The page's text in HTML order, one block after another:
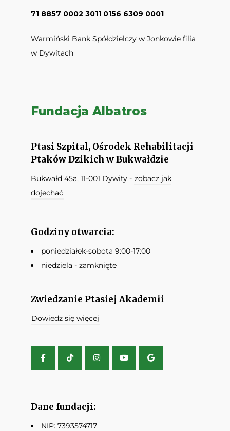
71 8857 0002 3011 0156 6309 0001
Warmiński Bank Spółdzielczy w Jonkowie filia
w Dywitach
Fundacja Albatros
Ptasi Szpital, Ośrodek Rehabilitacji
Ptaków Dzikich w Bukwałdzie
Bukwałd 45a, 11-001 Dywity - zobacz jak
dojechać
Godziny otwarcia:
poniedziałek-sobota 9:00-17:00
niedziela - zamknięte
Zwiedzanie Ptasiej Akademii
Dowiedz się więcej
Dane fundacji:
NIP: 7393574717